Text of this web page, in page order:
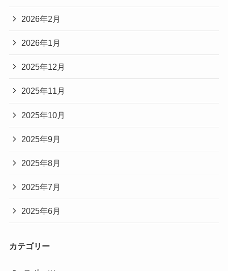
2026年2月
2026年1月
2025年12月
2025年11月
2025年10月
2025年9月
2025年8月
2025年7月
2025年6月
カテゴリー